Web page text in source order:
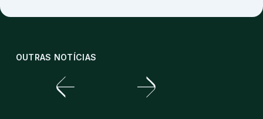
OUTRAS NOTÍCIAS